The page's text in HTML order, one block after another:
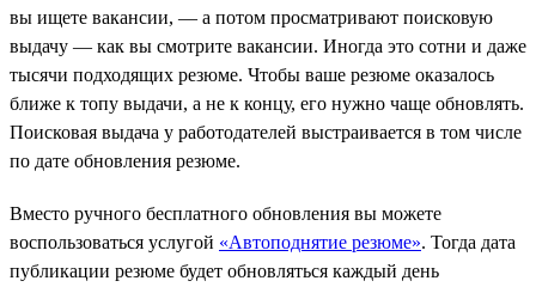
вы ищете вакансии, — а потом просматривают поисковую
выдачу — как вы смотрите вакансии. Иногда это сотни и даже
тысячи подходящих резюме. Чтобы ваше резюме оказалось
ближе к топу выдачи, а не к концу, его нужно чаще обновлять.
Поисковая выдача у работодателей выстраивается в том числе
по дате обновления резюме.
Вместо ручного бесплатного обновления вы можете
воспользоваться услугой «Автоподнятие резюме». Тогда дата
публикации резюме будет обновляться каждый день